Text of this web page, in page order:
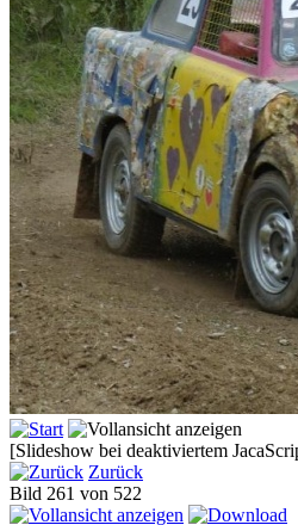
[Slideshow bei deaktiviertem
Zurück
Bild 261 von 522